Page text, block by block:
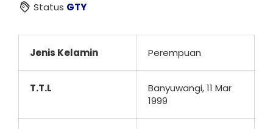
Status GTY
Jenis Kelamin Perempuan
T.T.L
Banyuwangi, 11 Mar
1999